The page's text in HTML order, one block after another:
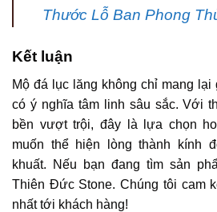
Thước Lỗ Ban Phong
Kết luận
Mộ đá lục lăng không chỉ mang lại
có ý nghĩa tâm linh sâu sắc. Với
bền vượt trội, đây là lựa chọn
muốn thể hiện lòng thành kính
khuất. Nếu bạn đang tìm sản
Thiên Đức Stone. Chúng tôi cam
nhất tới khách hàng!